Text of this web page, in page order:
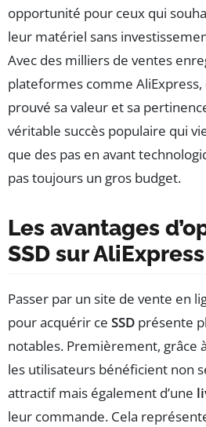
opportunité pour ceux qui
leur matériel sans
Avec des milliers de ventes
plateformes comme
prouvé sa valeur et sa
véritable succès populaire qui
que des pas en avant
pas toujours un gros budget.
Les avantages
SSD sur AliExpress
Passer par un site de vente en
pour acquérir ce SSD présente
notables. Premièrement, grâce
les utilisateurs bénéficient non
attractif mais également d’une
leur commande. Cela